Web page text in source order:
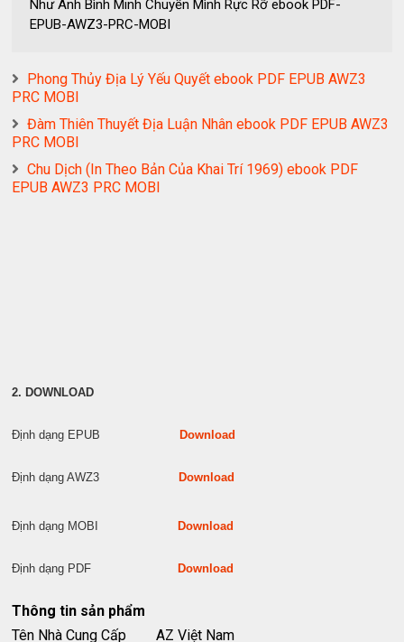
Như Ánh Bình Minh Chuyển Mình Rực Rỡ ebook PDF-
EPUB-AWZ3-PRC-MOBI
Phong Thủy Địa Lý Yếu Quyết ebook PDF EPUB AWZ3
PRC MOBI
Đàm Thiên Thuyết Địa Luận Nhân ebook PDF EPUB AWZ3
PRC MOBI
Chu Dịch (In Theo Bản Của Khai Trí 1969) ebook PDF
EPUB AWZ3 PRC MOBI
2. DOWNLOAD
Định dạng EPUB Download
Định dạng AWZ3 Download
Định dạng MOBI Download
Định dạng PDF Download
Thông tin sản phẩm
Tên Nhà Cung Cấp
AZ Việt Nam